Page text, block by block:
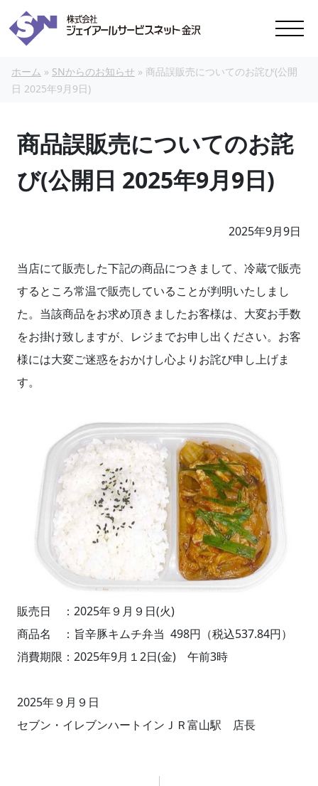
本文へスキップ
ホーム » SNからのお知らせ » 商品誤販売についてのお詫び(公開
日 2025年9月9日)
商品誤販売についてのお詫
び(公開日 2025年9月9日)
2025年9月9日
当店にて販売した下記の商品につきまして、冷蔵で販売
するところ常温で販売していることが判明いたしまし
た。当該商品をお求め頂きましたお客様は、大変お手数
をお掛け致しますが、レジまでお申し出ください。お客
様には大変ご迷惑をおかけし心よりお詫び申し上げま
す。
販売日 ：2025年９月９日(火)
商品名 ：旨辛豚キムチ弁当 498円（税込537.84円）
消費期限：2025年9月１2日(金) 午前3時
2025年９月９日
セブン・イレブンハートインＪＲ富山駅 店長